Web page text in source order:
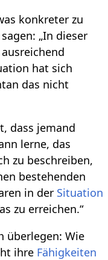
konkreter zu
„In dieser
hat sich
das nicht
dass jemand
lerne, das
zu beschreiben,
bestehenden
in der Situation
zu erreichen.“
überlegen: Wie
ihre Fähigkeiten